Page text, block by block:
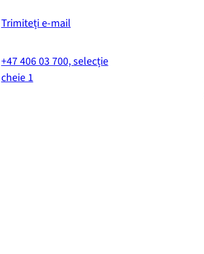
Trimiteți e-mail
+47 406 03 700, selecție
cheie 1